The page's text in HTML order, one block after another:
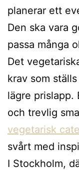
planerar ett
Den ska vara
passa många
Det
krav som
lägre prislapp.
och trevlig
vegetarisk
svårt med
I Stockholm,